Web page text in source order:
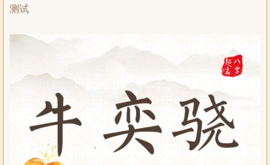
测试